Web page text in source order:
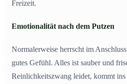
Freizeit.
Emotionalität nach dem Putzen
Normalerweise herrscht im
gutes Gefühl. Alles ist sauber und
Reinlichkeitszwang leidet, kommt